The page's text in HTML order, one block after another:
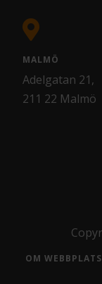
MALMÖ
Adelgatan 21,
211 22 Malmö
OM